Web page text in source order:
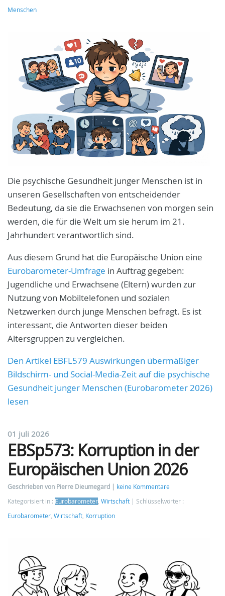
Menschen
Die psychische Gesundheit junger Menschen ist in
unseren Gesellschaften von entscheidender
Bedeutung, da sie die Erwachsenen von morgen sein
werden, die für die Welt um sie herum im 21.
Jahrhundert verantwortlich sind.
Aus diesem Grund hat die Europäische Union eine
Eurobarometer-Umfrage in Auftrag gegeben:
Jugendliche und Erwachsene (Eltern) wurden zur
Nutzung von Mobiltelefonen und sozialen
Netzwerken durch junge Menschen befragt. Es ist
interessant, die Antworten dieser beiden
Altersgruppen zu vergleichen.
Den Artikel EBFL579 Auswirkungen übermäßiger
Bildschirm- und Social-Media-Zeit auf die psychische
Gesundheit junger Menschen (Eurobarometer 2026)
lesen
01 juli 2026
EBSp573: Korruption in der
Europäischen Union 2026
Geschrieben von Pierre Dieumegard
keine Kommentare
Kategorisiert in : Eurobarometer, Wirtschaft
Schlüsselwörter :
Eurobarometer, Wirtschaft, Korruption